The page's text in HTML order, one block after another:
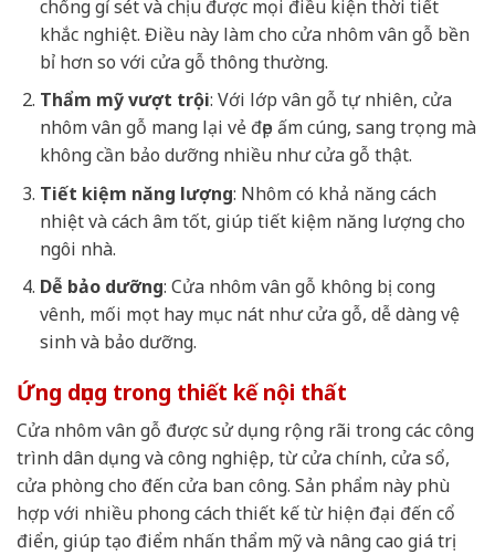
chống gỉ sét và chịu được mọi điều kiện thời tiết
khắc nghiệt. Điều này làm cho cửa nhôm vân gỗ bền
bỉ hơn so với cửa gỗ thông thường.
Thẩm mỹ vượt trội: Với lớp vân gỗ tự nhiên, cửa
nhôm vân gỗ mang lại vẻ đẹp ấm cúng, sang trọng mà
không cần bảo dưỡng nhiều như cửa gỗ thật.
Tiết kiệm năng lượng: Nhôm có khả năng cách
nhiệt và cách âm tốt, giúp tiết kiệm năng lượng cho
ngôi nhà.
Dễ bảo dưỡng: Cửa nhôm vân gỗ không bị cong
vênh, mối mọt hay mục nát như cửa gỗ, dễ dàng vệ
sinh và bảo dưỡng.
Ứng dụng trong thiết kế nội thất
Cửa nhôm vân gỗ được sử dụng rộng rãi trong các công
trình dân dụng và công nghiệp, từ cửa chính, cửa sổ,
cửa phòng cho đến cửa ban công. Sản phẩm này phù
hợp với nhiều phong cách thiết kế từ hiện đại đến cổ
điển, giúp tạo điểm nhấn thẩm mỹ và nâng cao giá trị